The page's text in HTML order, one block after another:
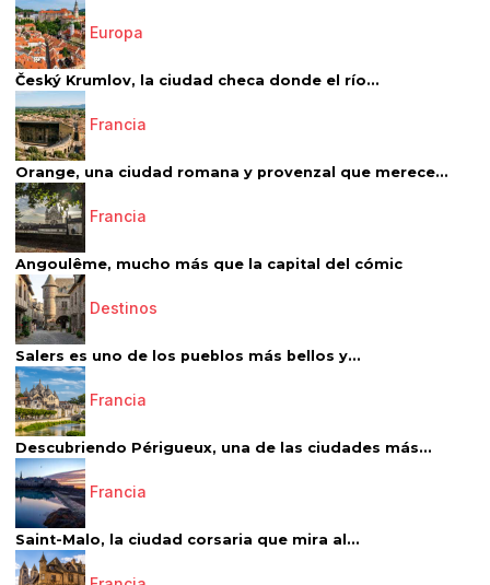
Europa
Český Krumlov, la ciudad checa donde el río...
Francia
Orange, una ciudad romana y provenzal que merece...
Francia
Angoulême, mucho más que la capital del cómic
Destinos
Salers es uno de los pueblos más bellos y...
Francia
Descubriendo Périgueux, una de las ciudades más...
Francia
Saint-Malo, la ciudad corsaria que mira al...